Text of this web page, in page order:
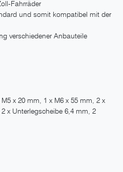
Fahrräder
und somit kompatibel mit der
verschiedener Anbauteile
x 20 mm, 1 x M6 x 55 mm, 2 x
x Unterlegscheibe 6,4 mm, 2